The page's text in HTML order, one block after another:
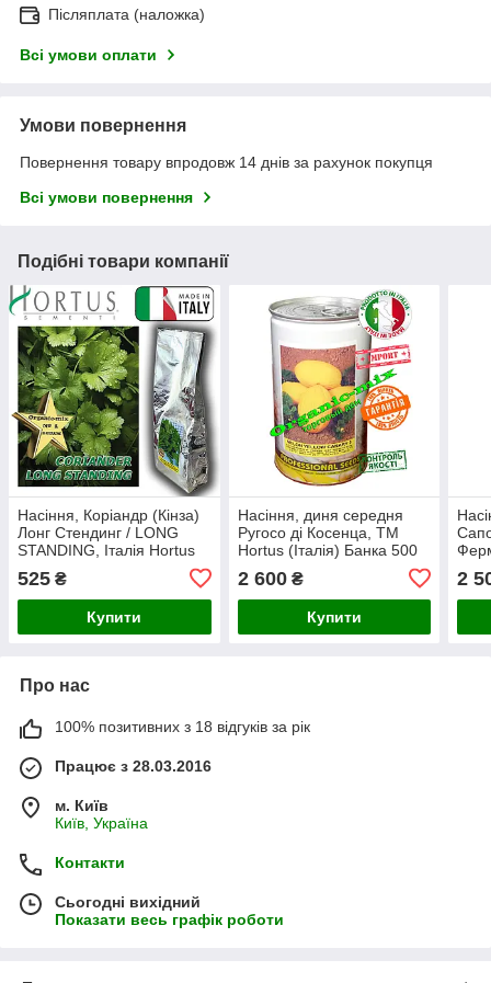
Післяплата (наложка)
Всі умови оплати
Умови повернення
Повернення товару впродовж 14 днів за рахунок покупця
Всі умови повернення
Подібні товари компанії
Насіння, Коріандр (Кінза)
Лонг Стендинг / LONG
STANDING, Італія Hortus
525 ₴
Купити
Насіння, диня середня
Ругосо ді Косенца, ТМ
Hortus (Італія) Банка 500
2 600₴
Купити
2
Про нас
100% позитивних з 18 відгуків за рік
Працює з 28.03.2016
м. Київ
Київ, Україна
Контакти
Сьогодні вихідний
Показати весь графік роботи